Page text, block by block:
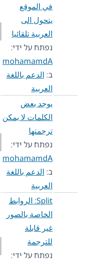
في الموقع
يتحول الى
العربية تلقائيا
נפתח על ידי:
mohamamdA
ב: الدعم باللغة
العربية
يوجد بعض
الكلمات لا يمكن
ترجمتها
נפתח על ידי:
mohamamdA
ב: الدعم باللغة
العربية
Split: الروابط
الخاصة بالصور
غير قابلة
للترجمة
נפתח על ידי: